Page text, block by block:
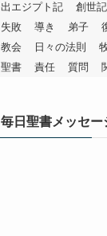
出エジプト記
創世記
失敗
導き 弟子
教会
日々の法則
聖書
責任 質問
毎日聖書メッセー